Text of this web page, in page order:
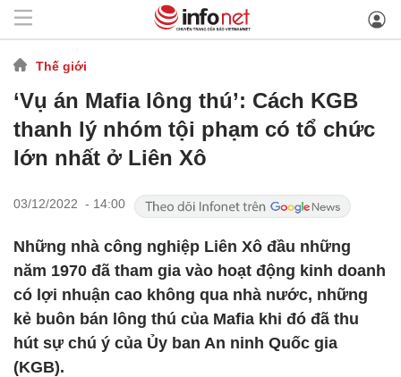
Thế giới
‘Vụ án Mafia lông thú’: Cách KGB
thanh lý nhóm tội phạm có tổ chức
lớn nhất ở Liên Xô
03/12/2022 - 14:00
Những nhà công nghiệp Liên Xô đầu những
năm 1970 đã tham gia vào hoạt động kinh doanh
có lợi nhuận cao không qua nhà nước, những
kẻ buôn bán lông thú của Mafia khi đó đã thu
hút sự chú ý của Ủy ban An ninh Quốc gia
(KGB).